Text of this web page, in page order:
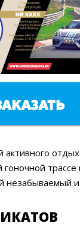
активного
гоночной